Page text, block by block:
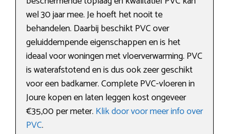
wel 30 jaar mee. Je hoeft het nooit te
behandelen. Daarbij beschikt PVC over
geluiddempende eigenschappen en is het
ideaal voor woningen met vloerverwarming. PVC
is waterafstotend en is dus ook zeer geschikt
voor een badkamer. Complete PVC-vloeren in
Joure kopen en laten leggen kost ongeveer
€35,00 per meter. Klik door voor meer info over
PVC.